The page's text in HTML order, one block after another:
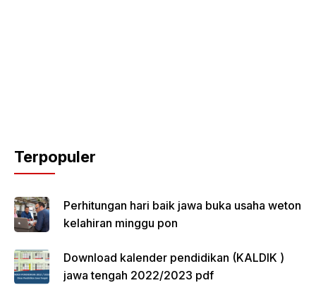
Terpopuler
Perhitungan hari baik jawa buka usaha weton
kelahiran minggu pon
Download kalender pendidikan (KALDIK )
jawa tengah 2022/2023 pdf